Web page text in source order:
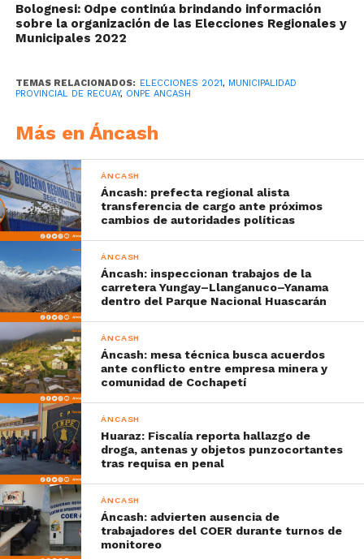
Bolognesi: Odpe continúa brindando información
sobre la organización de las Elecciones Regionales y
Municipales 2022
TEMAS RELACIONADOS: ELECCIONES 2021, MUNICIPALIDAD
PROVINCIAL DE RECUAY, ONPE ANCASH
Más en Áncash
ÁNCASH
Áncash: prefecta regional alista
transferencia de cargo ante próximos
cambios de autoridades políticas
ÁNCASH
Áncash: inspeccionan trabajos de la
carretera Yungay–Llanganuco–Yanama
dentro del Parque Nacional Huascarán
ÁNCASH
Áncash: mesa técnica busca acuerdos
ante conflicto entre empresa minera y
comunidad de Cochapetí
ÁNCASH
Huaraz: Fiscalía reporta hallazgo de
droga, antenas y objetos punzocortantes
tras requisa en penal
ÁNCASH
Áncash: advierten ausencia de
trabajadores del COER durante turnos de
monitoreo